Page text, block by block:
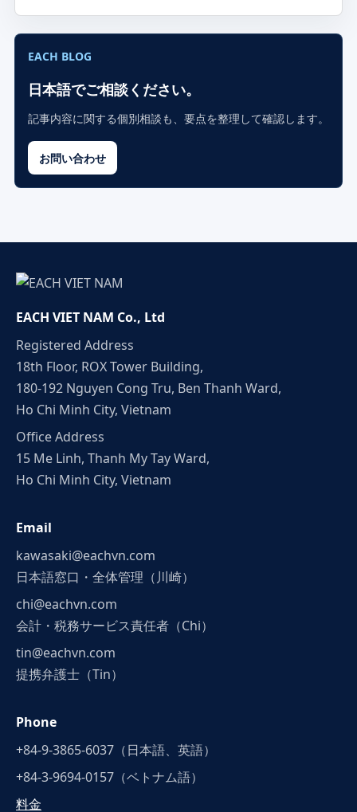
EACH BLOG
日本語でご相談ください。
記事内容に関する個別相談も、要点を整理して確認します。
お問い合わせ
EACH VIET NAM Co., Ltd
Registered Address
18th Floor, ROX Tower Building,
180-192 Nguyen Cong Tru, Ben Thanh Ward,
Ho Chi Minh City, Vietnam
Office Address
15 Me Linh, Thanh My Tay Ward,
Ho Chi Minh City, Vietnam
Email
kawasaki@eachvn.com
日本語窓口・全体管理（川崎）
chi@eachvn.com
会計・税務サービス責任者（Chi）
tin@eachvn.com
提携弁護士（Tin）
Phone
+84-9-3865-6037（日本語、英語）
+84-3-9694-0157（ベトナム語）
料金